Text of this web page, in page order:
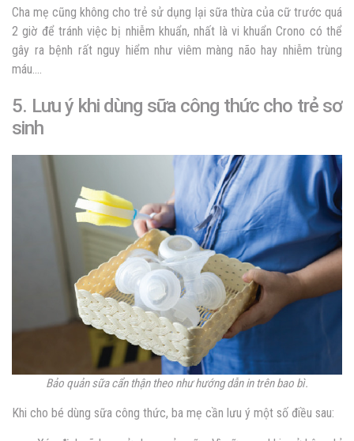
Cha mẹ cũng không cho trẻ sử dụng lại sữa thừa của cữ trước quá
2 giờ để tránh việc bị nhiễm khuẩn, nhất là vi khuẩn Crono có thể
gây ra bệnh rất nguy hiểm như viêm màng não hay nhiễm trùng
máu….
5. Lưu ý khi dùng sữa công thức cho trẻ sơ
sinh
Bảo quản sữa cẩn thận theo như hướng dẫn in trên bao bì.
Khi cho bé dùng sữa công thức, ba mẹ cần lưu ý một số điều sau: